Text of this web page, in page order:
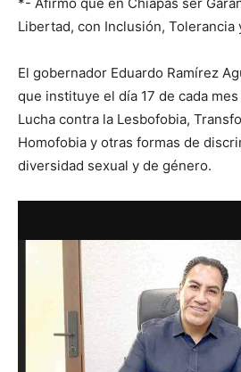
Libertad, con Inclusión, Tolerancia
El gobernador Eduardo Ramírez
que instituye el día 17 de cada
Lucha contra la Lesbofobia,
Homofobia y otras formas de
diversidad sexual y de género.